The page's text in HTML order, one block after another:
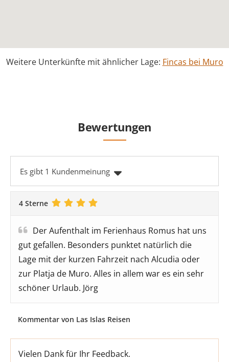
Weitere Unterkünfte mit ähnlicher Lage: Fincas bei Muro
Bewertungen
Es gibt 1 Kundenmeinung
4 Sterne
Der Aufenthalt im Ferienhaus Romus hat uns
gut gefallen. Besonders punktet natürlich die
Lage mit der kurzen Fahrzeit nach Alcudia oder
zur Platja de Muro. Alles in allem war es ein sehr
schöner Urlaub. Jörg
Kommentar von Las Islas Reisen
Vielen Dank für Ihr Feedback.